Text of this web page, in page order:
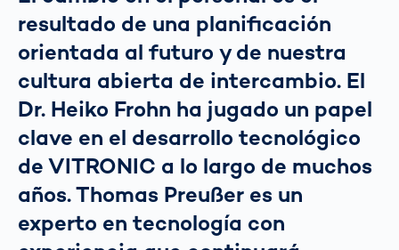
resultado de una planificación
orientada al futuro y de nuestra
cultura abierta de intercambio. El
Dr. Heiko Frohn ha jugado un papel
clave en el desarrollo tecnológico
de VITRONIC a lo largo de muchos
años. Thomas Preußer es un
experto en tecnología con